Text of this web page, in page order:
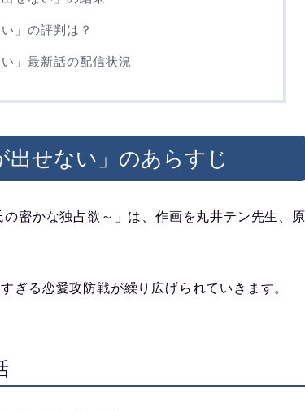
」の評判は？
」最新話の配信状況
出せない」のあらすじ
密かな独占欲～」は、作画を丸井テン先生、原
ぎる恋愛攻防戦が繰り広げられていきます。